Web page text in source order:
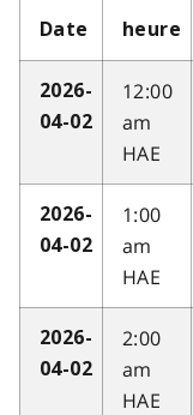
Date heure
2026-
04-02
12:00
am
HAE
2026-
04-02
1:00
am
HAE
2026-
04-02
2:00
am
HAE